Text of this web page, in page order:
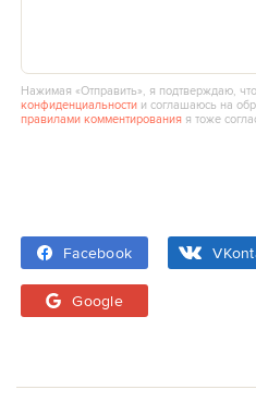
Нажимая «Отправить», я подтверждаю,
конфиденциальности и соглашаюсь на
правилами комментирования я тоже
Facebook
Google